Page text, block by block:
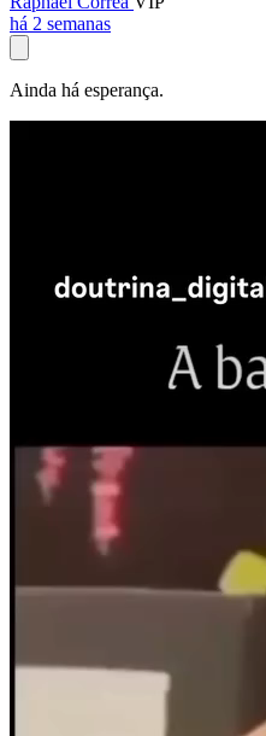
há 2 semanas
Ainda há esperança.